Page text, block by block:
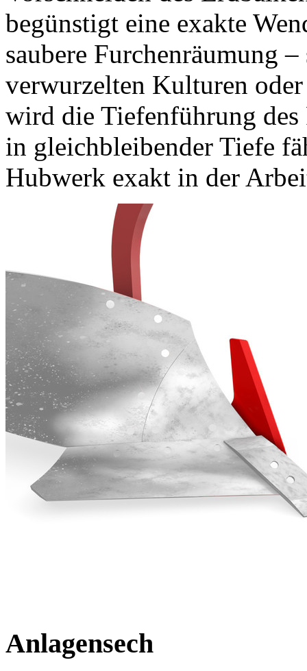
begünstigt eine exakte
saubere Furchenräumung
verwurzelten Kulturen
wird die Tiefenführung
in gleichbleibender Tiefe
Hubwerk exakt in der
Anlagensech